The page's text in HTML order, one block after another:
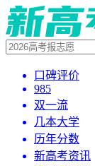
口碑评价
985
双一流
几本大学
历年分数
新高考资讯